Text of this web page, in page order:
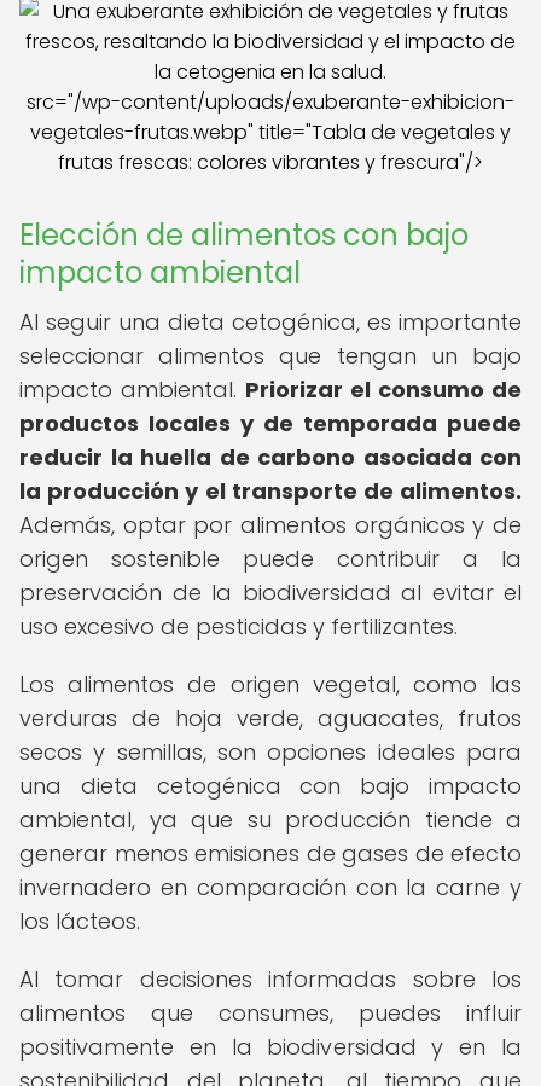
src="/wp-content/uploads/exuberante-exhibicion-
vegetales-frutas.webp" title="Tabla de vegetales y
frutas frescas: colores vibrantes y frescura"/>
Elección de alimentos con bajo
impacto ambiental
Al seguir una dieta cetogénica, es importante
seleccionar alimentos que tengan un bajo
impacto ambiental. Priorizar el consumo de
productos locales y de temporada puede
reducir la huella de carbono asociada con
la producción y el transporte de alimentos.
Además, optar por alimentos orgánicos y de
origen sostenible puede contribuir a la
preservación de la biodiversidad al evitar el
uso excesivo de pesticidas y fertilizantes.
Los alimentos de origen vegetal, como las
verduras de hoja verde, aguacates, frutos
secos y semillas, son opciones ideales para
una dieta cetogénica con bajo impacto
ambiental, ya que su producción tiende a
generar menos emisiones de gases de efecto
invernadero en comparación con la carne y
los lácteos.
Al tomar decisiones informadas sobre los
alimentos que consumes, puedes influir
positivamente en la biodiversidad y en la